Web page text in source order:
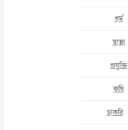
ধর্ম
স্বাস্থ্য
প্রযুক্তি
কৃষি
চাকরি